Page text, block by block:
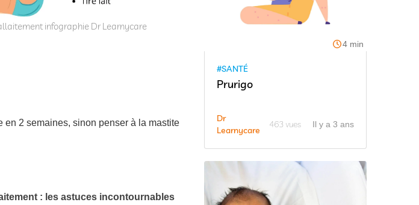
infographie Dr Learnycare
2 semaines, sinon penser à la mastite
: les astuces incontournables
4 min
#SANTÉ
Prurigo
Dr
Learnycare
463 vues Il y a 3 ans